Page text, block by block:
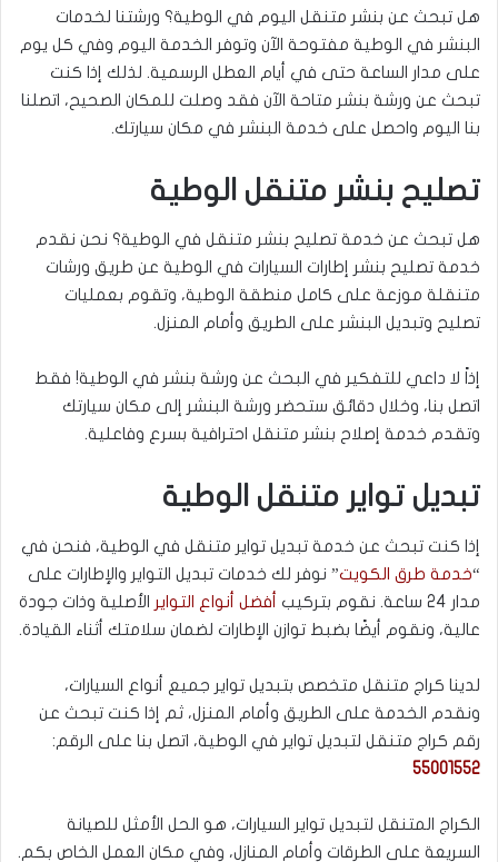
هل تبحث عن بنشر متنقل اليوم في الوطية؟ ورشتنا لخدمات
البنشر في الوطية مفتوحة الآن وتوفر الخدمة اليوم وفي كل يوم
على مدار الساعة حتى في أيام العطل الرسمية. لذلك إذا كنت
تبحث عن ورشة بنشر متاحة الآن فقد وصلت للمكان الصحيح، اتصلنا
بنا اليوم واحصل على خدمة البنشر في مكان سيارتك.
تصليح بنشر متنقل الوطية
هل تبحث عن خدمة تصليح بنشر متنقل في الوطية؟ نحن نقدم
خدمة تصليح بنشر إطارات السيارات في الوطية عن طريق ورشات
متنقلة موزعة على كامل منطقة الوطية، وتقوم بعمليات
تصليح وتبديل البنشر على الطريق وأمام المنزل.
إذاً لا داعي للتفكير في البحث عن ورشة بنشر في الوطية! فقط
اتصل بنا، وخلال دقائق ستحضر ورشة البنشر إلى مكان سيارتك
وتقدم خدمة إصلاح بنشر متنقل احترافية بسرع وفاعلية.
تبديل تواير متنقل الوطية
إذا كنت تبحث عن خدمة تبديل تواير متنقل في الوطية، فنحن في
“خدمة طرق الكويت” نوفر لك خدمات تبديل التواير والإطارات على
مدار 24 ساعة. نقوم بتركيب
أفضل أنواع التواير الأصلية وذات جودة
عالية، ونقوم أيضًا بضبط توازن الإطارات لضمان سلامتك أثناء القيادة.
لدينا كراج متنقل متخصص بتبديل تواير جميع أنواع السيارات،
ونقدم الخدمة على الطريق وأمام المنزل، ثم إذا كنت تبحث عن
رقم كراج متنقل لتبديل تواير في الوطية، اتصل بنا على الرقم:
55001552
الكراج المتنقل لتبديل تواير السيارات، هو الحل الأمثل للصيانة
السريعة على الطرقات وأمام المنازل، وفي مكان العمل الخاص بكم.